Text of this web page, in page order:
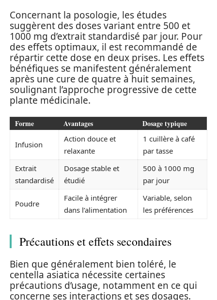
Concernant la posologie, les études
suggèrent des doses variant entre 500 et
1000 mg d’extrait standardisé par jour. Pour
des effets optimaux, il est recommandé de
répartir cette dose en deux prises. Les effets
bénéfiques se manifestent généralement
après une cure de quatre à huit semaines,
soulignant l’approche progressive de cette
plante médicinale.
Forme Avantages Dosage typique
Infusion
Action douce et
relaxante
1 cuillère à café
par tasse
Extrait
standardisé
Dosage stable et
étudié
500 à 1000 mg
par jour
Poudre
Facile à intégrer
dans l’alimentation
Variable, selon
les préférences
Précautions et effets secondaires
Bien que généralement bien toléré, le
centella asiatica nécessite certaines
précautions d’usage, notamment en ce qui
concerne ses interactions et ses dosages.